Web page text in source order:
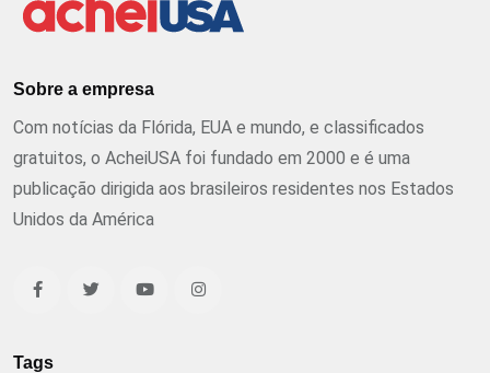
Sobre a empresa
Com notícias da Flórida, EUA e mundo, e classificados
gratuitos, o AcheiUSA foi fundado em 2000 e é uma
publicação dirigida aos brasileiros residentes nos Estados
Unidos da América
Tags